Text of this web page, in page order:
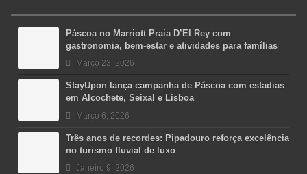
Páscoa no Marriott Praia D’El Rey com
gastronomia, bem-estar e atividades para famílias
Março 23, 2026
StayUpon lança campanha de Páscoa com estadias
em Alcochete, Seixal e Lisboa
Março 6, 2026
Três anos de recordes: Pipadouro reforça excelência
no turismo fluvial de luxo
Janeiro 9, 2026